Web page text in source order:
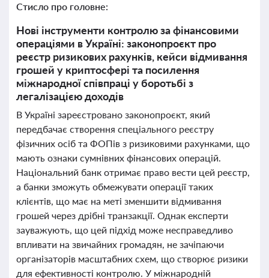
Стисло про головне:
Нові інструменти контролю за фінансовими
операціями в Україні: законопроєкт про
реєстр ризикових рахунків, кейси відмивання
грошей у криптосфері та посилення
міжнародної співпраці у боротьбі з
легалізацією доходів
В Україні зареєстровано законопроєкт, який
передбачає створення спеціального реєстру
фізичних осіб та ФОПів з ризиковими рахунками, що
мають ознаки сумнівних фінансових операцій.
Національний банк отримає право вести цей реєстр,
а банки зможуть обмежувати операції таких
клієнтів, що має на меті зменшити відмивання
грошей через дрібні транзакції. Однак експерти
зауважують, що цей підхід може несправедливо
впливати на звичайних громадян, не зачіпаючи
організаторів масштабних схем, що створює ризики
для ефективності контролю. У міжнародній